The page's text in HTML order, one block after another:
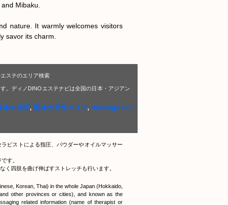
Mibaku.
nature. It warmly welcomes visitors
savor its charm.
ステのエリア検索
。ディノDINOエステナビは全国の日本・アジアン
本の指圧, 岡本の男性エステ, massage and
ピストによる指圧、パウダーやオイルマッサー
す。
く四肢を曲げ伸ばすストレッチも行います。
Korean, Thai) in the whole Japan (Hokkaido,
other provinces or cities), and known as the
related information (name of therapist or